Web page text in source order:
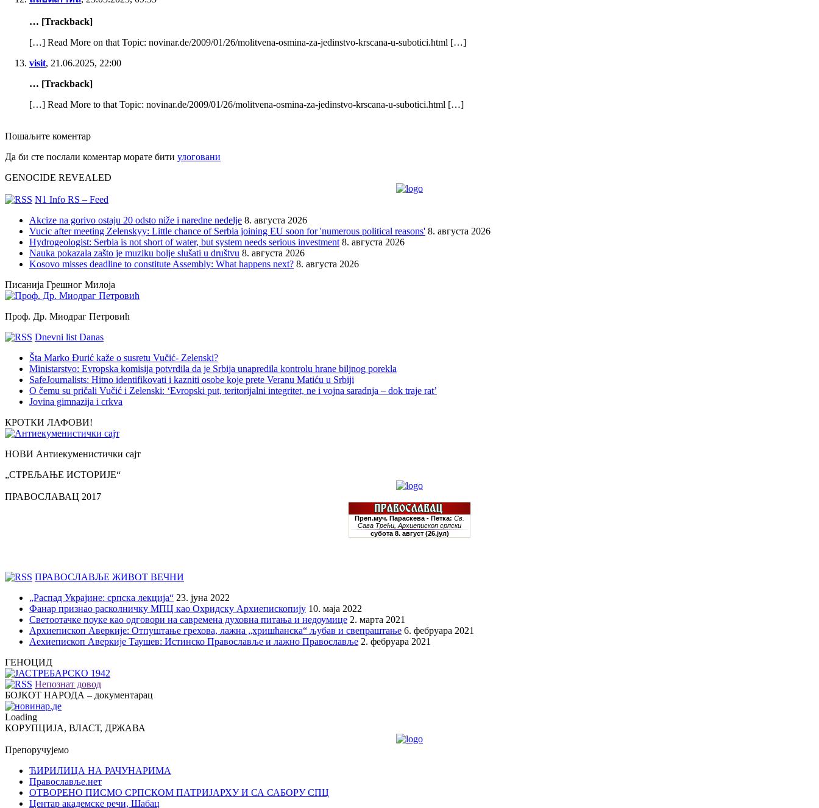
… [Trackback]
[…] Read More on that Topic: novinar.de/2009/01/26/molitvena-osmina-za-jedinstvo-krscana-u-subotici.html […]
visit, 21.06.2025, 22:00
… [Trackback]
[…] Read More to that Topic: novinar.de/2009/01/26/molitvena-osmina-za-jedinstvo-krscana-u-subotici.html […]
Пошаљите коментар
Да би сте послали коментар морате бити улоговани
GENOCIDE REVEALED
N1 Info RS – Feed
Akcize na gorivo ostaju 20 odsto niže i naredne nedelje 8. августа 2026
Vucic after meeting Zelenskyy: Little chance of Serbia joining EU soon for 'numerous political reasons' 8. августа 2026
Hydrogeologist: Serbia is not short of water, but system needs serious investment 8. августа 2026
Nauka pokazala zašto je muziku bolje slušati u društvu 8. августа 2026
Kosovo misses deadline to constitute Assembly: What happens next? 8. августа 2026
Писанија Грешног Милоја
Проф. Др. Миодраг Петровић
Dnevni list Danas
Šta Marko Đurić kaže o susretu Vučić- Zelenski?
Ministarstvo: Evropska komisija potvrdila da je Srbija unapredila kontrolu hrane biljnog porekla
SafeJournalists: Hitno identifikovati i kazniti osobe koje prete Veranu Matiću u Srbiji
O čemu su pričali Vučić i Zelenski: ‘Evropski put, teritorijalni integritet, ne i vojna saradnja – dok traje rat’
Jovina gimnazija i crkva
КРОТКИ ЛАФОВИ!
НОВИ Антиекуменистички сајт
„СТРЕЉАЊЕ ИСТОРИЈЕ“
ПРАВОСЛАВАЦ 2017
ПРАВОСЛАВЉЕ ЖИВОТ ВЕЧНИ
„Распад Украјине: српска лекција“ 23. јуна 2022
Фанар признао расколничку МПЦ као Охридску Архиепископију 10. маја 2022
Светоотачке поуке као одговори на савремена духовна питања и недоумице 2. марта 2021
Архиепископ Аверкије: Отпуштање грехова, лажна „хришћанска“ љубав и свепраштање 6. фебруара 2021
Аехиепископ Аверкије Таушев: Истинско Православље и лажно Православље 2. фебруара 2021
ГЕНОЦИД
Непознат довод
БОЈКОТ НАРОДА – документарац
Loading
КОРУПЦИЈА, ВЛАСТ, ДРЖАВА
Препоручујемо
ЋИРИЛИЦА НА РАЧУНАРИМА
Православље.нет
ОТВОРЕНО ПИСМО СРПСКОМ ПАТРИЈАРХУ И СА САБОРУ СПЦ
Центар академске речи, Шабац